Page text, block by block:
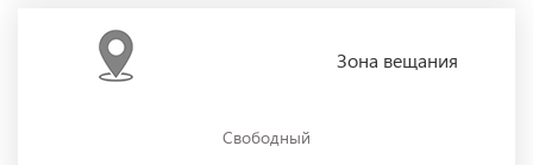
Зона вещания
Свободный